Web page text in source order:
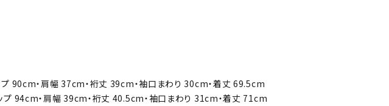
プ 90cm・肩幅 37cm・裄丈 39cm・袖口まわり 30cm・着丈 69.5cm
プ 94cm・肩幅 39cm・裄丈 40.5cm・袖口まわり 31cm・着丈 71cm